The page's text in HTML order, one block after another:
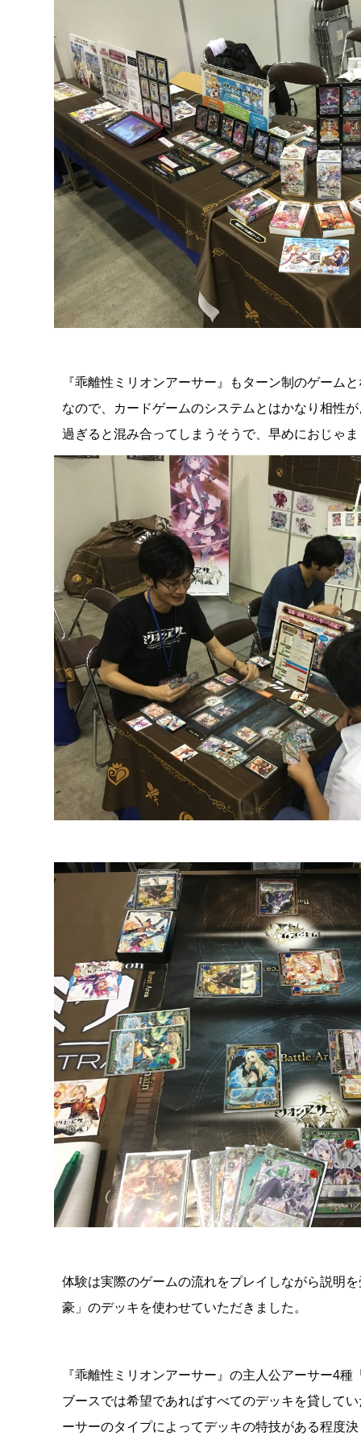
『乖離性ミリオンアーサー』もターン制のゲーム
なので、カードゲームのシステムとはかなり相性
過ぎると混み合ってしまうそうで、早めにおじゃ
体験は実際のゲームの流れをプレイしながら説明
豪」のデッキを使わせていただきました。
『乖離性ミリオンアーサー』の主人公アーサー4
ブースでは希望であればすべてのデッキを貸して
ーサーのタイプによってデッキの特技がある程度